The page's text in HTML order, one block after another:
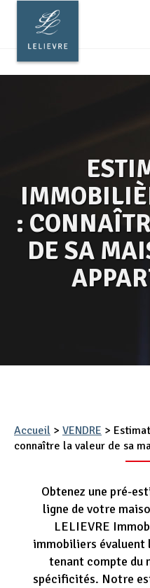
contenu
principal
ACHETER
PATRIMOINE
AMO INGÉNIERIE
Nos conseils
Nos agences
Groupe LELIEVRE
:
DE SA
Accueil > VENDRE >
connaître la valeur de sa
Obtenez une pré-
ligne de votre
LELIEVRE
immobiliers évaluent
tenant compte du
spécificités. Notre